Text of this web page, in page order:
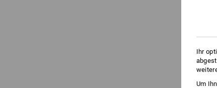
Ihr
Um